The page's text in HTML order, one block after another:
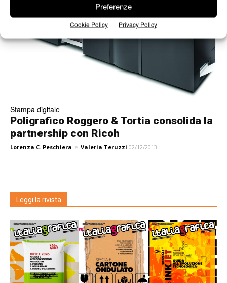
Preferenze
Cookie Policy Privacy Policy
Stampa digitale
Poligrafico Roggero & Tortia consolida la
partnership con Ricoh
Lorenza C. Peschiera e Valeria Teruzzi 02/12/2013
Leggi la rivista